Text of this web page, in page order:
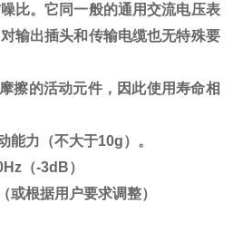
比。它同一般的通用交流电压表
输出插头和传输电缆也无特殊要
擦的活动元件，因此使用寿命相
能力（不大于10g）。
（-3dB）
或根据用户要求调整）